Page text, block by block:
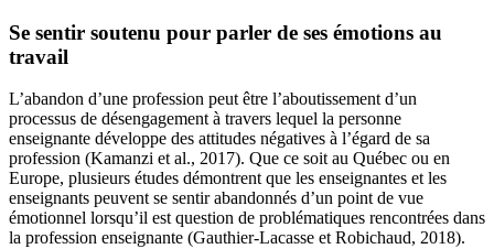
Se sentir soutenu pour parler de ses émotions au
travail
L’abandon d’une profession peut être l’aboutissement d’un
processus de désengagement à travers lequel la personne
enseignante développe des attitudes négatives à l’égard de sa
profession (Kamanzi et al., 2017). Que ce soit au Québec ou en
Europe, plusieurs études démontrent que les enseignantes et les
enseignants peuvent se sentir abandonnés d’un point de vue
émotionnel lorsqu’il est question de problématiques rencontrées dans
la profession enseignante (Gauthier-Lacasse et Robichaud, 2018).